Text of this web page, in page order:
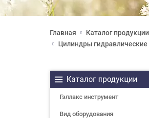
Главная Каталог продукции
Цилиндры гидравлические
Каталог продукции
Гэллакс инструмент
Вид оборудования